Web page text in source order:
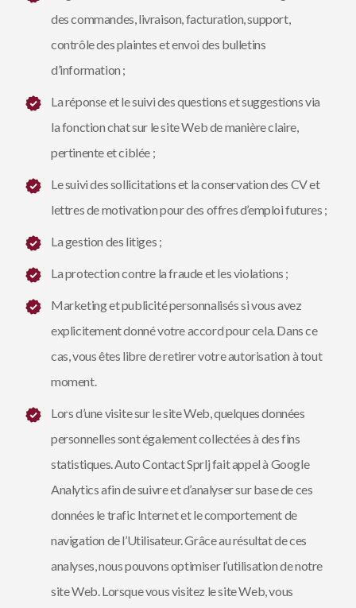
des commandes, livraison, facturation, support,
contrôle des plaintes et envoi des bulletins
d’information ;
La réponse et le suivi des questions et suggestions via
la fonction chat sur le site Web de manière claire,
pertinente et ciblée ;
Le suivi des sollicitations et la conservation des CV et
lettres de motivation pour des offres d’emploi futures ;
La gestion des litiges ;
La protection contre la fraude et les violations ;
Marketing et publicité personnalisés si vous avez
explicitement donné votre accord pour cela. Dans ce
cas, vous êtes libre de retirer votre autorisation à tout
moment.
Lors d’une visite sur le site Web, quelques données
personnelles sont également collectées à des fins
statistiques. Auto Contact Sprlj fait appel à Google
Analytics afin de suivre et d’analyser sur base de ces
données le trafic Internet et le comportement de
navigation de l’Utilisateur. Grâce au résultat de ces
analyses, nous pouvons optimiser l’utilisation de notre
site Web. Lorsque vous visitez le site Web, vous